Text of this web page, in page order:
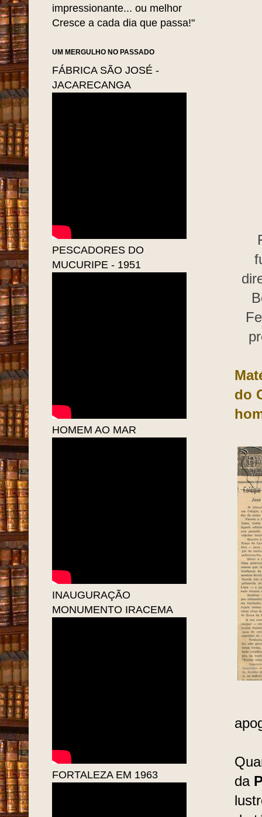
do
da
impressionante... ou melhor
Cresce a cada dia que passa!"
UM MERGULHO NO PASSADO
FÁBRICA SÃO JOSÉ -
JACARECANGA
PESCADORES DO
MUCURIPE - 1951
HOMEM AO MAR
INAUGURAÇÃO
MONUMENTO IRACEMA
FORTALEZA EM 1963